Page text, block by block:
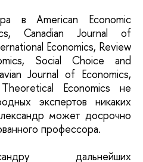
в American Economic
Canadian Journal of
Economics, Review
Social Choice and
Journal of Economics,
Economics не
экспертов никаких
может досрочно
профессора.
дальнейших